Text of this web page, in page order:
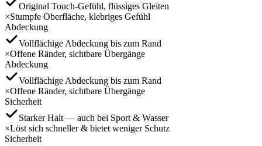
Original Touch‑Gefühl, flüssiges Gleiten
×Stumpfe Oberfläche, klebriges Gefühl
Abdeckung
Vollflächige Abdeckung bis zum Rand
×Offene Ränder, sichtbare Übergänge
Abdeckung
Vollflächige Abdeckung bis zum Rand
×Offene Ränder, sichtbare Übergänge
Sicherheit
Starker Halt — auch bei Sport & Wasser
×Löst sich schneller & bietet weniger Schutz
Sicherheit